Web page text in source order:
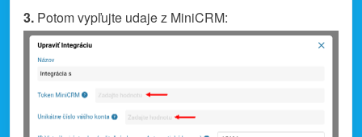
3. Potom vypľujte udaje z MiniCRM: